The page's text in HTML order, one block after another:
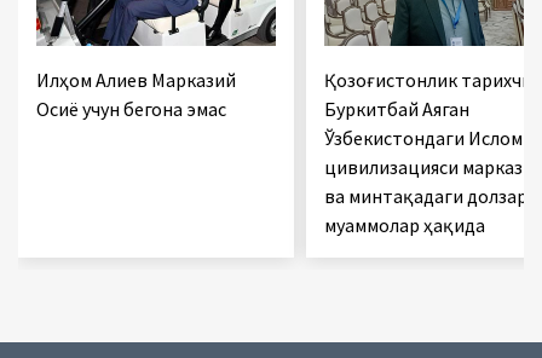
Илҳом Алиев Марказий
Осиё учун бегона эмас
Қозоғистонлик тарихчи
Буркитбай Аяган
Ўзбекистондаги Ислом
цивилизацияси маркази
ва минтақадаги долзарб
муаммолар ҳақида